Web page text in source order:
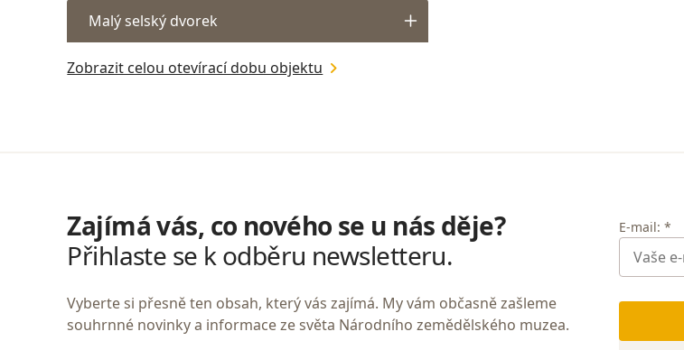
Malý selský dvorek
Zobrazit celou otevírací dobu objektu
Zajímá vás, co nového se u nás děje?
Přihlaste se k odběru newsletteru.
Vyberte si přesně ten obsah, který vás zajímá. My vám občasně zašleme
souhrnné novinky a informace ze světa Národního zemědělského muzea.
E-mail: *